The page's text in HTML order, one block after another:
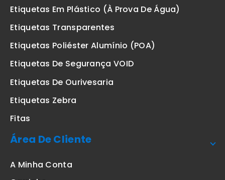
Etiquetas Em Plástico (à Prova De Água)
Etiquetas Transparentes
Etiquetas Poliéster Alumínio (POA)
Etiquetas De Segurança VOID
Etiquetas De Ourivesaria
Etiquetas Zebra
Fitas
Área De Cliente
A Minha Conta